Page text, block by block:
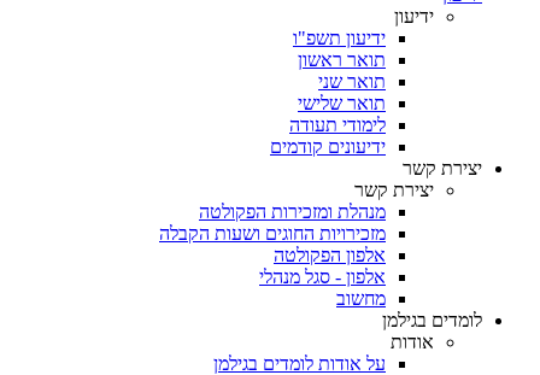
ידיעון
ידיעון תשפ"ו
תואר ראשון
תואר שני
תואר שלישי
לימודי תעודה
ידיעונים קודמים
יצירת קשר
יצירת קשר
מנהלת ומזכירות הפקולטה
מזכירויות החוגים ושעות הקבלה
אלפון הפקולטה
אלפון - סגל מנהלי
מחשוב
לומדים בגילמן
אודות
על אודות לומדים בגילמן